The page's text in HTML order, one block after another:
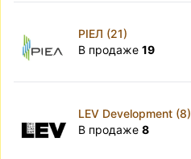
РІЕЛ (21)
В продаже 19
LEV Development (8)
В продаже 8